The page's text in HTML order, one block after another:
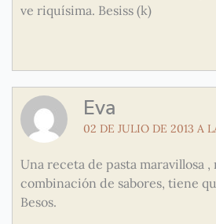
ve riquísima. Besiss (k)
Eva
02 DE JULIO DE 2013 A
Una receta de pasta maravillosa ,
combinación de sabores, tiene
Besos.